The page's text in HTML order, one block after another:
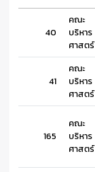
40
คณะ
บริหาร
ศาสตร์
41
คณะ
บริหาร
ศาสตร์
165
คณะ
บริหาร
ศาสตร์